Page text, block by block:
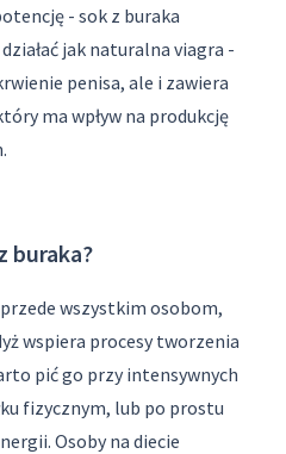
- sok z buraka
jak naturalna viagra -
penisa, ale i zawiera
ma wpływ na produkcję
buraka?
wszystkim osobom,
wspiera procesy tworzenia
pić go przy intensywnych
fizycznym, lub po prostu
Osoby na diecie